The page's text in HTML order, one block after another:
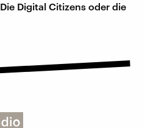
Digital Citizens oder die